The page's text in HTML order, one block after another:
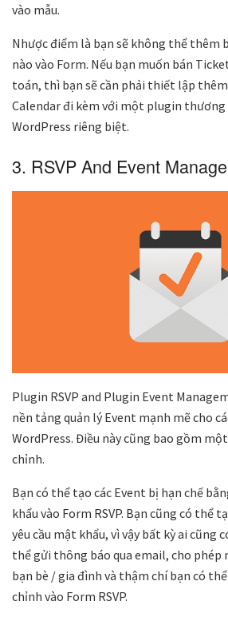
vào mẫu.
Nhược điểm là bạn sẽ không thể thêm
nào vào Form. Nếu bạn muốn bán
toán, thì bạn sẽ cần phải thiết lập
Calendar đi kèm với một plugin
WordPress riêng biệt.
3. RSVP And Event
Plugin RSVP and Plugin Event
nền tảng quản lý Event mạnh mẽ cho
WordPress. Điều này cũng bao gồm
chỉnh.
Bạn có thể tạo các Event bị hạn chế
khẩu vào Form RSVP. Bạn cũng có thể
yêu cầu mật khẩu, vì vậy bất kỳ ai cũng
thể gửi thông báo qua email, cho
bạn bè / gia đình và thậm chí bạn có
chỉnh vào Form RSVP.